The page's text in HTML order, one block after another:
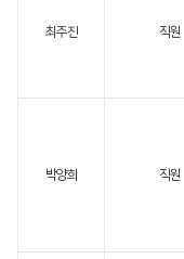
최주진 직원
박양희 직원